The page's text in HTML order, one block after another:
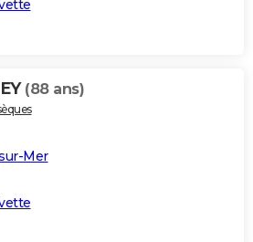
(88 ans)
Mer